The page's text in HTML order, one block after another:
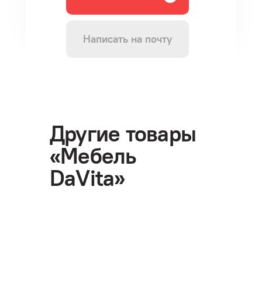
Написать на почту
Другие товары
«Мебель
DaVita»